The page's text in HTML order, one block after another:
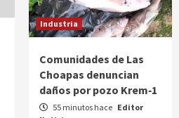
Industria
Comunidades de Las
Choapas denuncian
daños por pozo Krem‑1
55 minutos hace Editor